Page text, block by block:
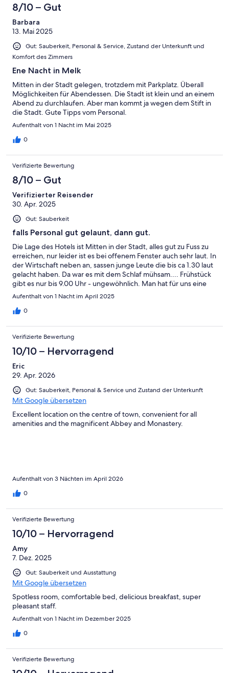
8/10 – Gut
Barbara
13. Mai 2025
Gut: Sauberkeit, Personal & Service, Zustand der Unterkunft und
Komfort des Zimmers
Ene Nacht in Melk
Mitten in der Stadt gelegen, trotzdem mit Parkplatz. Überall
Möglichkeiten für Abendessen. Die Stadt ist klein und an einem
Abend zu durchlaufen. Aber man kommt ja wegen dem Stift in
die Stadt. Gute Tipps vom Personal.
Aufenthalt von 1 Nacht im Mai 2025
0
Verifizierte Bewertung
8/10 – Gut
Verifizierter Reisender
30. Apr. 2025
Gut: Sauberkeit
falls Personal gut gelaunt, dann gut.
Die Lage des Hotels ist Mitten in der Stadt, alles gut zu Fuss zu
erreichen, nur leider ist es bei offenem Fenster auch sehr laut. In
der Wirtschaft neben an, sassen junge Leute die bis ca 1.30 laut
gelacht haben. Da war es mit dem Schlaf mühsam.... Frühstück
gibt es nur bis 9.00 Uhr - ungewöhnlich. Man hat für uns eine
Lösung gefunden - Kosten je Person dann 19.80. Leider war das
Personal weniger freundlich...
Aufenthalt von 1 Nacht im April 2025
0
Verifizierte Bewertung
10/10 – Hervorragend
Eric
29. Apr. 2026
Gut: Sauberkeit, Personal & Service und Zustand der Unterkunft
Mit Google übersetzen
Excellent location on the centre of town, convenient for all
amenities and the magnificent Abbey and Monastery.
Aufenthalt von 3 Nächten im April 2026
0
Verifizierte Bewertung
10/10 – Hervorragend
Amy
7. Dez. 2025
Gut: Sauberkeit und Ausstattung
Mit Google übersetzen
Spotless room, comfortable bed, delicious breakfast, super
pleasant staff.
Aufenthalt von 1 Nacht im Dezember 2025
0
Verifizierte Bewertung